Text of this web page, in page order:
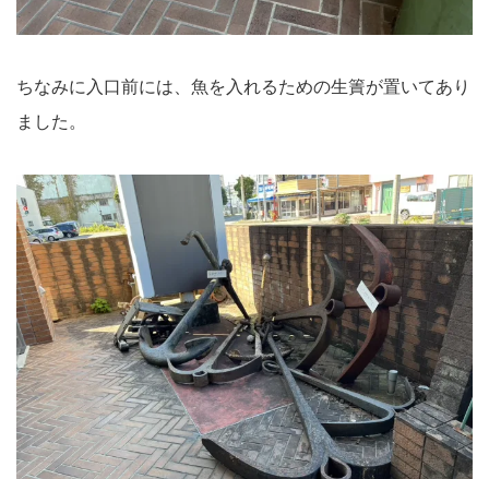
ちなみに入口前には、魚を入れるための生簀が置いてあり
ました。